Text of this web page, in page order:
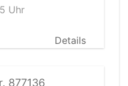
Uhr
Details
877136